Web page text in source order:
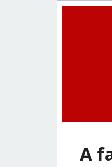
A